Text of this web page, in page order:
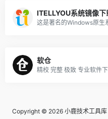
ITELLYOU系统镜像下
这是著名的Windows原生
软仓
精校 完整 极致 专业软件
Copyright © 2026 小鹿技术工具库